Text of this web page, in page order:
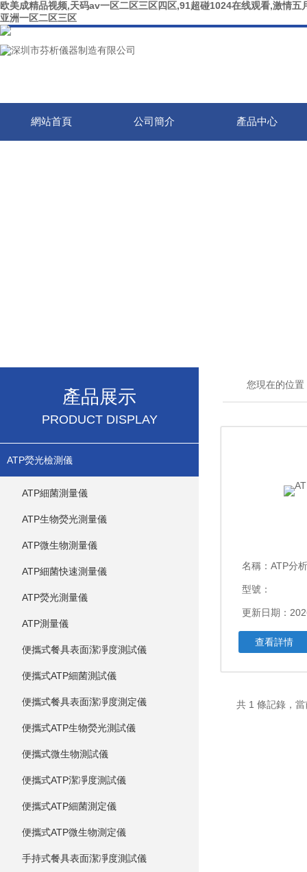
欧美成精品视频,天码av一区二区三区四区,91超碰1024在线观看,激情
亚洲一区二区三区
網站首頁 公司簡介 產品中心
產品展示
PRODUCT DISPLAY
ATP熒光檢測儀
ATP細菌測量儀
ATP生物熒光測量儀
ATP微生物測量儀
ATP細菌快速測量儀
ATP熒光測量儀
ATP測量儀
便攜式餐具表面潔凈度測試儀
便攜式ATP細菌測試儀
便攜式餐具表面潔凈度測定儀
便攜式ATP生物熒光測試儀
便攜式微生物測試儀
便攜式ATP潔凈度測試儀
便攜式ATP細菌測定儀
便攜式ATP微生物測定儀
手持式餐具表面潔凈度測試儀
您現在的位置
名稱： ATP分
型號：
更新日期：
查看詳情
共 1 條記錄，